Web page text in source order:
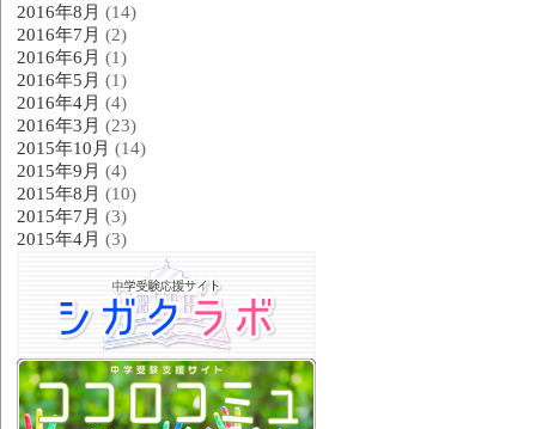
2016年8月 (14)
2016年7月 (2)
2016年6月 (1)
2016年5月 (1)
2016年4月 (4)
2016年3月 (23)
2015年10月 (14)
2015年9月 (4)
2015年8月 (10)
2015年7月 (3)
2015年4月 (3)